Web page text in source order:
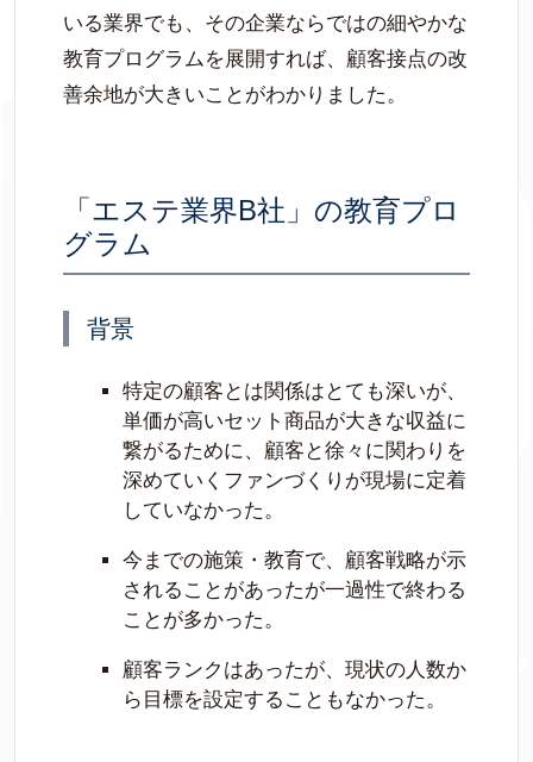
いる業界でも、その企業ならではの細やかな
教育プログラムを展開すれば、顧客接点の改
善余地が大きいことがわかりました。
「エステ業界B社」の教育プロ
グラム
背景
特定の顧客とは関係はとても深いが、
単価が高いセット商品が大きな収益に
繋がるために、顧客と徐々に関わりを
深めていくファンづくりが現場に定着
していなかった。
今までの施策・教育で、顧客戦略が示
されることがあったが一過性で終わる
ことが多かった。
顧客ランクはあったが、現状の人数か
ら目標を設定することもなかった。